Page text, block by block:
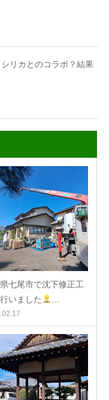
リカとのコラボ？結果
七尾市で沈下修正工
いました